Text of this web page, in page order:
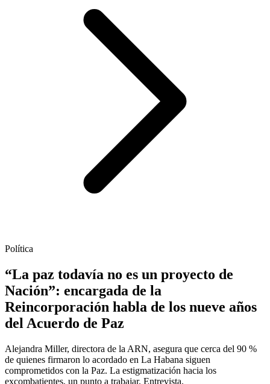
Política
“La paz todavía no es un proyecto de
Nación”: encargada de la
Reincorporación habla de los nueve años
del Acuerdo de Paz
Alejandra Miller, directora de la ARN, asegura que cerca del 90 %
de quienes firmaron lo acordado en La Habana siguen
comprometidos con la Paz. La estigmatización hacia los
excombatientes, un punto a trabajar. Entrevista.